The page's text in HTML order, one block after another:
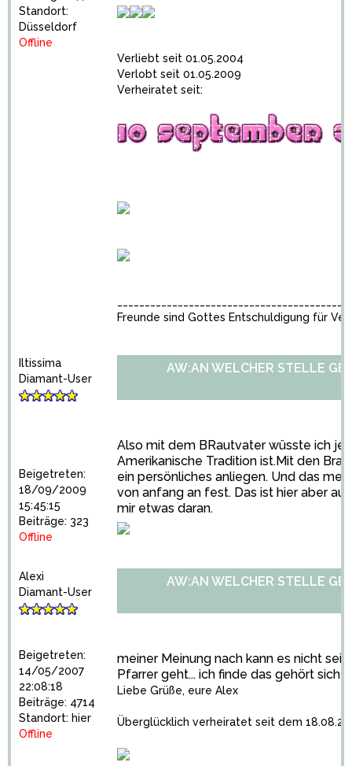
Standort:
Düsseldorf
Offline
Verliebt seit 01.05.2004
Verlobt seit 01.05.2009
Verheiratet seit:
Freunde sind Gottes Entschuldigung für
Iltissima
Diamant-User
Beigetreten:
18/09/2009
15:45:15
Beiträge: 323
Offline
AW:AN WELCHER STELLE
Also mit dem BRautvater wüsste ich
Amerikanische Tradition ist.Mit den
ein persönliches anliegen. Und das
von anfang an fest. Das ist hier aber
mir etwas daran.
Alexi
Diamant-User
Beigetreten:
14/05/2007
22:08:18
Beiträge: 4714
Standort: hier
Offline
AW:AN WELCHER STELLE
meiner Meinung nach kann es nicht
Pfarrer geht... ich finde das gehört sich
Liebe Grüße, eure Alex
Überglücklich verheiratet seit dem